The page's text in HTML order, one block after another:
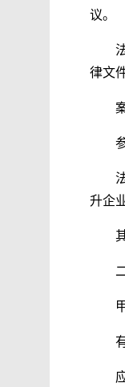
议。
律文
升企